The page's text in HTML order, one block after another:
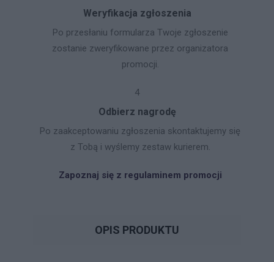
Weryfikacja zgłoszenia
Po przesłaniu formularza Twoje zgłoszenie
zostanie zweryfikowane przez organizatora
promocji.
4
Odbierz nagrodę
Po zaakceptowaniu zgłoszenia skontaktujemy się
z Tobą i wyślemy zestaw kurierem.
Zapoznaj się z regulaminem promocji
OPIS PRODUKTU